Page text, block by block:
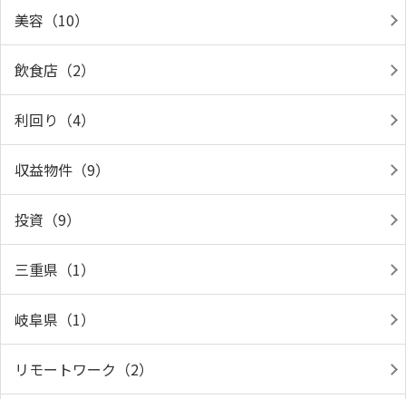
美容（10）
飲食店（2）
利回り（4）
収益物件（9）
投資（9）
三重県（1）
岐阜県（1）
リモートワーク（2）